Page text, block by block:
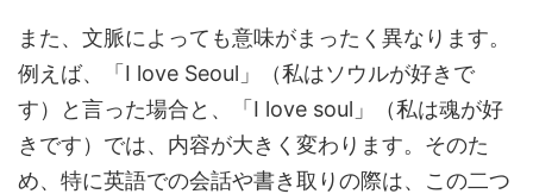
また、文脈によっても意味がまったく異なります。
例えば、「I love Seoul」（私はソウルが好きで
す）と言った場合と、「I love soul」（私は魂が好
きです）では、内容が大きく変わります。そのた
め、特に英語での会話や書き取りの際は、この二つ